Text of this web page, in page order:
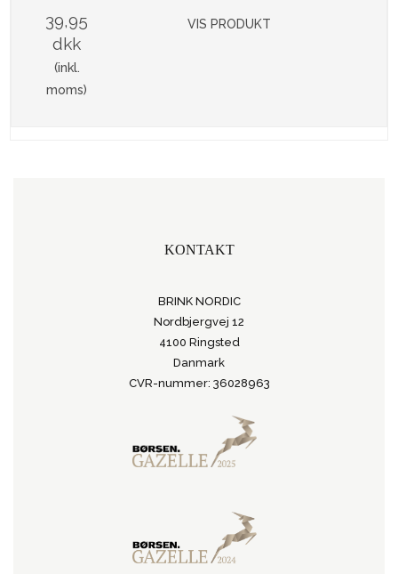
39,95
dkk
(inkl.
moms)
VIS PRODUKT
KONTAKT
BRINK NORDIC
Nordbjergvej 12
4100 Ringsted
Danmark
CVR-nummer: 36028963